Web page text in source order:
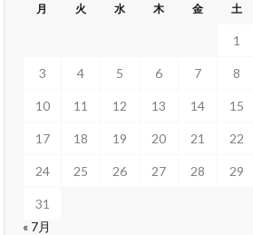
月 火 水 木 金 土
1
3 4 5 6 7 8
10 11 12 13 14 15
17 18 19 20 21 22
24 25 26 27 28 29
31
« 7月